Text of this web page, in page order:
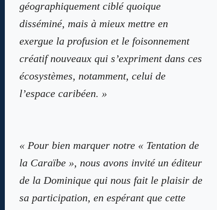
géographiquement ciblé quoique
disséminé, mais à mieux mettre en
exergue la profusion et le foisonnement
créatif nouveaux qui s’expriment dans ces
écosystèmes, notamment, celui de
l’espace caribéen. »
« Pour bien marquer notre « Tentation de
la Caraïbe », nous avons invité un éditeur
de la Dominique qui nous fait le plaisir de
sa participation, en espérant que cette